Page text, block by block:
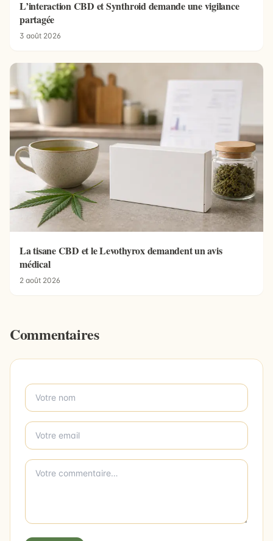
L’interaction CBD et Synthroid demande une vigilance
partagée
3 août 2026
La tisane CBD et le Levothyrox demandent un avis
médical
2 août 2026
Commentaires